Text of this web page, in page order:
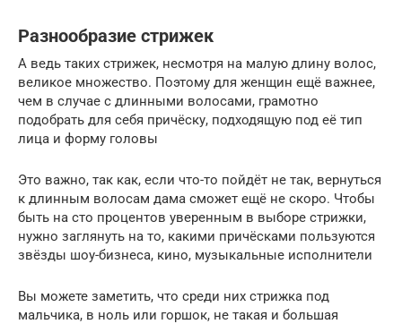
Разнообразие стрижек
А ведь таких стрижек, несмотря на малую длину волос,
великое множество. Поэтому для женщин ещё важнее,
чем в случае с длинными волосами, грамотно
подобрать для себя причёску, подходящую под её тип
лица и форму головы
Это важно, так как, если что-то пойдёт не так, вернуться
к длинным волосам дама сможет ещё не скоро. Чтобы
быть на сто процентов уверенным в выборе стрижки,
нужно заглянуть на то, какими причёсками пользуются
звёзды шоу-бизнеса, кино, музыкальные исполнители
Вы можете заметить, что среди них стрижка под
мальчика, в ноль или горшок, не такая и большая